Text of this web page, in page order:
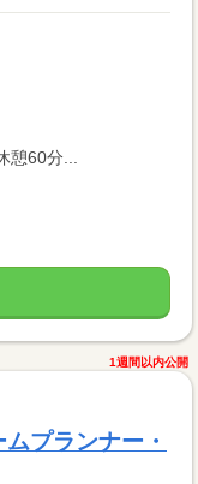
60分...
1週間以内公開
プランナー・